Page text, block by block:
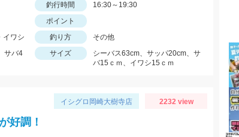
釣行時間
16:30～19:30
ポイント
イワシ 釣り方
その他
サバ4
サイズ
シーバス63cm、サッパ20cm、サ
バ15ｃｍ、イワシ15ｃｍ
イシグロ岡崎大樹寺店 2232 view
好調！